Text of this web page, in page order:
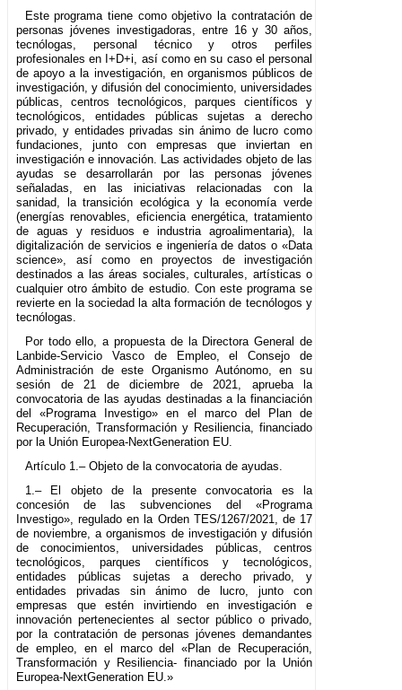
Este programa tiene como objetivo la contratación de
personas jóvenes investigadoras, entre 16 y 30 años,
tecnólogas, personal técnico y otros perfiles
profesionales en I+D+i, así como en su caso el personal
de apoyo a la investigación, en organismos públicos de
investigación, y difusión del conocimiento, universidades
públicas, centros tecnológicos, parques científicos y
tecnológicos, entidades públicas sujetas a derecho
privado, y entidades privadas sin ánimo de lucro como
fundaciones, junto con empresas que inviertan en
investigación e innovación. Las actividades objeto de las
ayudas se desarrollarán por las personas jóvenes
señaladas, en las iniciativas relacionadas con la
sanidad, la transición ecológica y la economía verde
(energías renovables, eficiencia energética, tratamiento
de aguas y residuos e industria agroalimentaria), la
digitalización de servicios e ingeniería de datos o «Data
science», así como en proyectos de investigación
destinados a las áreas sociales, culturales, artísticas o
cualquier otro ámbito de estudio. Con este programa se
revierte en la sociedad la alta formación de tecnólogos y
tecnólogas.
Por todo ello, a propuesta de la Directora General de
Lanbide-Servicio Vasco de Empleo, el Consejo de
Administración de este Organismo Autónomo, en su
sesión de 21 de diciembre de 2021, aprueba la
convocatoria de las ayudas destinadas a la financiación
del «Programa Investigo» en el marco del Plan de
Recuperación, Transformación y Resiliencia, financiado
por la Unión Europea-NextGeneration EU.
Artículo 1.– Objeto de la convocatoria de ayudas.
1.– El objeto de la presente convocatoria es la
concesión de las subvenciones del «Programa
Investigo», regulado en la Orden TES/1267/2021, de 17
de noviembre, a organismos de investigación y difusión
de conocimientos, universidades públicas, centros
tecnológicos, parques científicos y tecnológicos,
entidades públicas sujetas a derecho privado, y
entidades privadas sin ánimo de lucro, junto con
empresas que estén invirtiendo en investigación e
innovación pertenecientes al sector público o privado,
por la contratación de personas jóvenes demandantes
de empleo, en el marco del «Plan de Recuperación,
Transformación y Resiliencia- financiado por la Unión
Europea-NextGeneration EU.»